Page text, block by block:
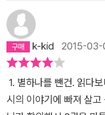
대화를 나누게 될까? 멀
진다.
한 관계가 되는 과정을
이 따뜻하고 인정 넘치는
력과 혐오라는 단어는
다. 이 책을 읽고 나니, 우
꽂아주고 공주님놀이를
뛰기를 더 좋아하는 철부
는…….” “흠.” “아버지?”
가까이서 책을 보곤 했
오는 쥐마을에서 어른들
들어도 소름이 돋습니다.
‘고양이’를 모르기 때문
그저 함께 지내는 동무
동무로 삼은 쥐마을 아이
해서 어느 동네 미용실
는다. 여하튼 반 친구들
리라는 해괴하고도 직관
었다. 타고난 머리색을
게 놀렸느냐고 물어보는
이들은 어쩌면 그렇게
k-kid 2015-03-
1. 별하나를 뺀건. 읽다
시의 이야기에 빠져 살